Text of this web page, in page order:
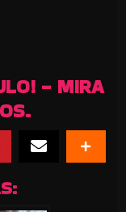
- MIRA